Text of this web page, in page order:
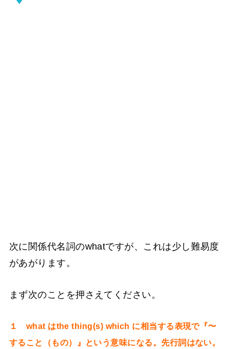
次に関係代名詞のwhatですが、これは少し難易度
があがります。
まず次のことを押さえてください。
１ what はthe thing(s) which に相当する表現で『〜
すること（もの）』という意味になる。先行詞はない。